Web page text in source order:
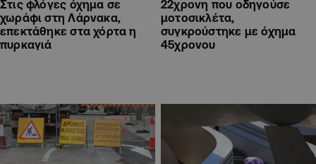
Στις φλόγες όχημα σε
χωράφι στη Λάρνακα,
επεκτάθηκε στα χόρτα η
πυρκαγιά
22χρονη που οδηγούσε
μοτοσικλέτα,
συγκρούστηκε με όχημα
45χρονου